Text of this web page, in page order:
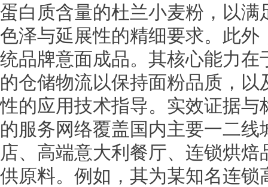
蛋白质含量的杜兰小麦粉，以
色泽与延展性的精细要求。此
统品牌意面成品。其核心能力
的仓储物流以保持面粉品质，
性的应用技术指导。实效证据
的服务网络覆盖国内主要一二
店、高端意大利餐厅、连锁烘
供原料。例如，其为某知名连